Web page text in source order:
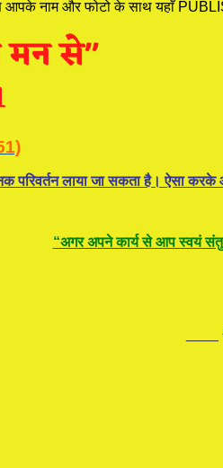
नाम और फोटो के साथ यहाँ
परिवर्तन लाया जा सकता है। ऐसा करके
“अगर अपने कार्य से आप स्वयं